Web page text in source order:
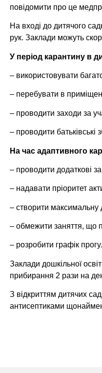
повідомити про це
На вході до дитячого
рук. Заклади можуть
У період карантину в
– використовувати
– перебувати в
– проводити заходи за
– проводити батьківські
На час адаптивного
– проводити додаткові
– надавати пріоритет
– створити максимальну
– обмежити заняття, що
– розробити графік
Заклади дошкільної
прибирання 2 рази на
З відкриттям дитячих
антисептиками